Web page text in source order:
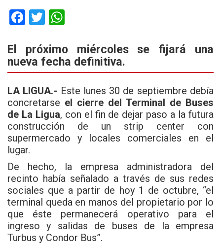
F
ce
b
o
k
T
tt
er
at
s
p
p
El próximo miércoles se fijará una
nueva fecha definitiva.
LA LIGUA.- Este lunes 30 de septiembre debía
concretarse el cierre del Terminal de Buses
de La Ligua, con el fin de dejar paso a la futura
construcción de un strip center con
supermercado y locales comerciales en el
lugar.
De hecho, la empresa administradora del
recinto había señalado a través de sus redes
sociales que a partir de hoy 1 de octubre, “el
terminal queda en manos del propietario por lo
que éste permanecerá operativo para el
ingreso y salidas de buses de la empresa
Turbus y Condor Bus”.